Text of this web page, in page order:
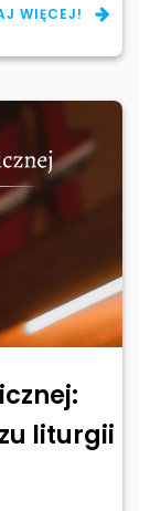
WIĘCEJ!
liturgii